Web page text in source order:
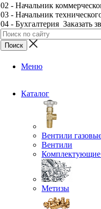
02 - Начальник
03 - Начальник
04 - Бухгалтерия Заказать
Меню
Каталог
Вентили
Вентили
Комплектующие
Метизы